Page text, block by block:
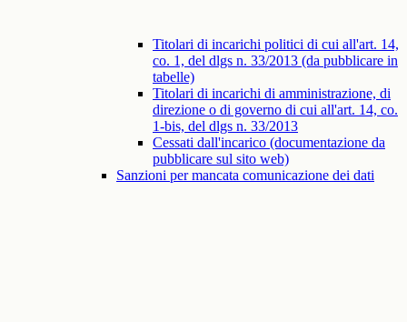
Titolari di incarichi politici di cui all'art. 14,
co. 1, del dlgs n. 33/2013 (da pubblicare in
tabelle)
Titolari di incarichi di amministrazione, di
direzione o di governo di cui all'art. 14, co.
1-bis, del dlgs n. 33/2013
Cessati dall'incarico (documentazione da
pubblicare sul sito web)
Sanzioni per mancata comunicazione dei dati